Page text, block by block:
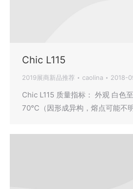
Chic L115
2019展商新品推荐 caolina 2018-
Chic L115 质量指标： 外观 白色
70℃（因形成异构，熔点可能不